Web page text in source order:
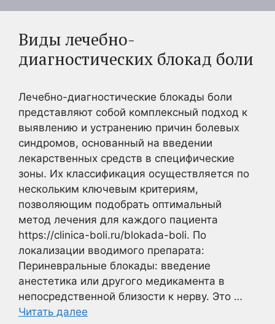
Виды лечебно-
диагностических блокад боли
Лечебно-диагностические блокады боли
представляют собой комплексный подход к
выявлению и устранению причин болевых
синдромов, основанный на введении
лекарственных средств в специфические
зоны. Их классификация осуществляется по
нескольким ключевым критериям,
позволяющим подобрать оптимальный
метод лечения для каждого пациента
https://clinica-boli.ru/blokada-boli. По
локализации вводимого препарата:
Периневральные блокады: введение
анестетика или другого медикамента в
непосредственной близости к нерву. Это …
Читать далее